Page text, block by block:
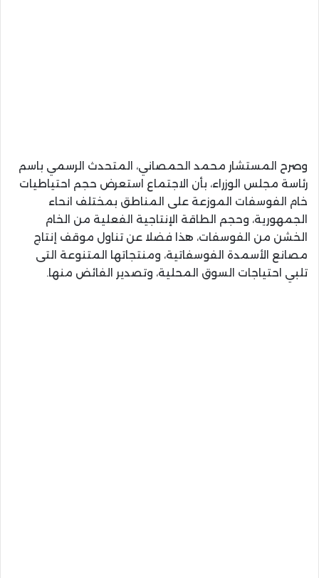
وصرح المستشار محمد الحمصاني، المتحدث الرسمي باسم
رئاسة مجلس الوزراء، بأن الاجتماع استعرض حجم احتياطيات
خام الفوسفات الموزعة على المناطق بمختلف انحاء
الجمهورية، وحجم الطاقة الإنتاجية الفعلية من الخام
الخشن من الفوسفات، هذا فضلا عن تناول موقف إنتاج
مصانع الأسمدة الفوسفاتية، ومنتجاتها المتنوعة التى
تلبي احتياجات السوق المحلية، وتصدير الفائض منها.